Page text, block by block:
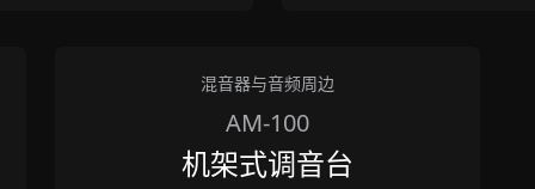
混音器与音频周边
AM-100
机架式调音台